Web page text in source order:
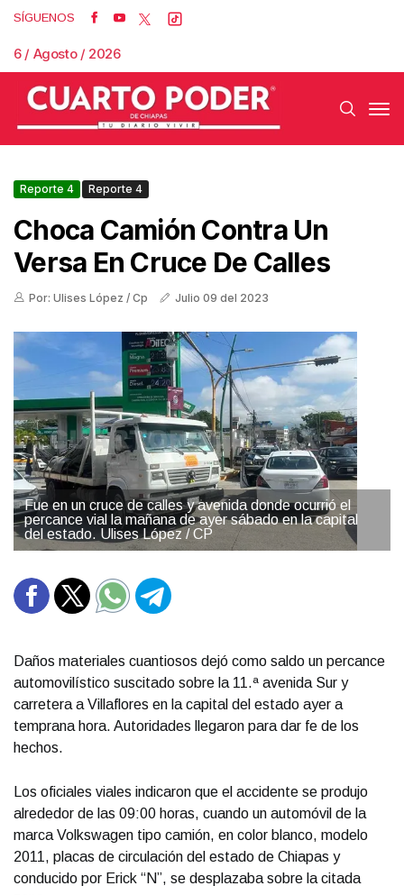
SÍGUENOS
6 / Agosto / 2026
Reporte 4 Reporte 4
Choca Camión Contra Un
Versa En Cruce De Calles
Por: Ulises López / Cp Julio 09 del 2023
Fue en un cruce de calles y avenida donde ocurrió el
percance vial la mañana de ayer sábado en la capital
del estado. Ulises López / CP
Daños materiales cuantiosos dejó como saldo un percance
automovilístico suscitado sobre la 11.ª avenida Sur y
carretera a Villaflores en la capital del estado ayer a
temprana hora. Autoridades llegaron para dar fe de los
hechos.
Los oficiales viales indicaron que el accidente se produjo
alrededor de las 09:00 horas, cuando un automóvil de la
marca Volkswagen tipo camión, en color blanco, modelo
2011, placas de circulación del estado de Chiapas y
conducido por Erick “N”, se desplazaba sobre la citada